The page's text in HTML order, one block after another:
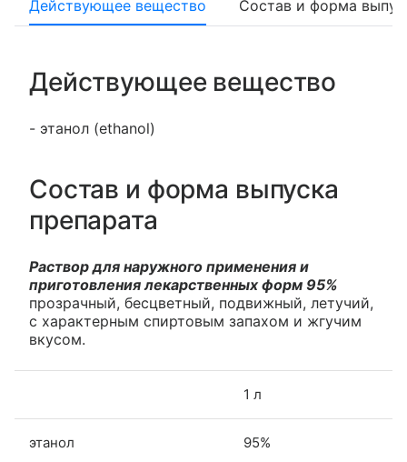
Действующее вещество Состав и форма
Действующее вещество
- этанол (ethanol)
Состав и форма выпуска
препарата
Раствор для наружного применения и
приготовления лекарственных форм 95%
прозрачный, бесцветный, подвижный, летучий,
с характерным спиртовым запахом и жгучим
вкусом.
1 л
этанол 95%